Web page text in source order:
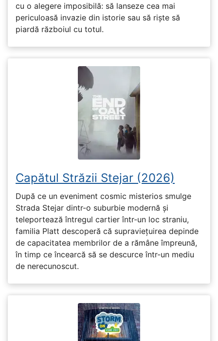
cu o alegere imposibilă: să lanseze cea mai
periculoasă invazie din istorie sau să riște să
piardă războiul cu totul.
Capătul Străzii Stejar (2026)
După ce un eveniment cosmic misterios smulge
Strada Stejar dintr-o suburbie modernă și
teleportează întregul cartier într-un loc straniu,
familia Platt descoperă că supraviețuirea depinde
de capacitatea membrilor de a rămâne împreună,
în timp ce încearcă să se descurce într-un mediu
de nerecunoscut.